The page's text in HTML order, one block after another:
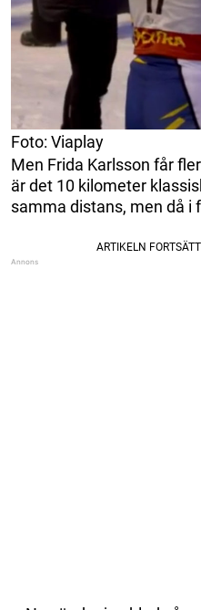
Foto: Viaplay
Men Frida Karlsson får
är det 10 kilometer
samma distans, men då i